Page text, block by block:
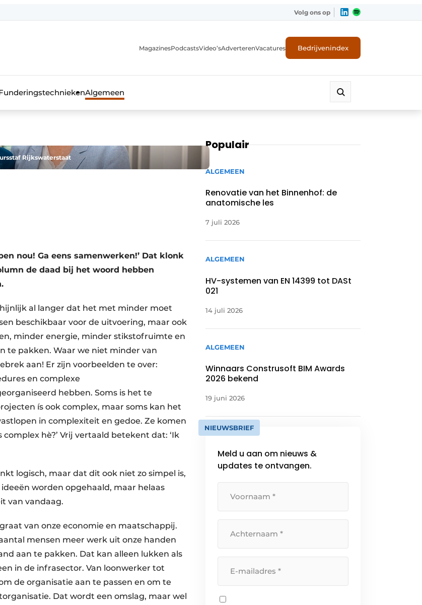
de beton- en staalbouwbranche
Volg ons op
MagazinesPodcastsVideo’sAdverterenVacatures Bedrijvenindex
Algemeen
Rijkswaterstaat
nou! Ga eens samenwerken!’ Dat klonk
de daad bij het woord hebben
al langer dat het met minder moet
beschikbaar voor de uitvoering, maar ook
minder energie, minder stikstofruimte en
te pakken. Waar we niet minder van
aan! Er zijn voorbeelden te over:
en complexe
hebben. Soms is het te
ís ook complex, maar soms kan het
in complexiteit en gedoe. Ze komen
hè?’ Vrij vertaald betekent dat: ‘Ik
logisch, maar dat dit ook niet zo simpel is,
worden opgehaald, maar helaas
van vandaag.
van onze economie en maatschappij.
mensen meer werk uit onze handen
aan te pakken. Dat kan alleen lukken als
in de infrasector. Van loonwerker tot
de organisatie aan te passen en om te
Dat wordt een omslag, maar wel
Populair
ALGEMEEN
Renovatie van het Binnenhof: de
anatomische les
7 juli 2026
ALGEMEEN
HV-systemen van EN 14399 tot DASt
021
14 juli 2026
ALGEMEEN
Winnaars Construsoft BIM Awards
2026 bekend
19 juni 2026
NIEUWSBRIEF
Meld u aan om nieuws &
updates te ontvangen.